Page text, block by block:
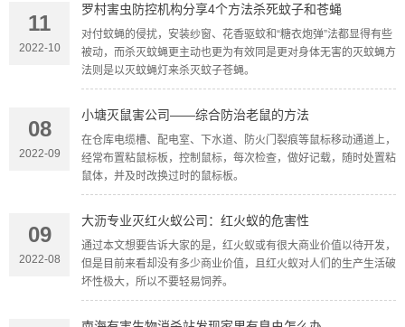
11
2022-10
罗村害虫防控机构分享4个方法杀死蚊子和苍蝇
对付蚊蝇的侵扰，安装纱窗、花香驱蚊和“糖衣炮弹”法都显得有些
被动，而杀灭蚊蝇更主动也更为有效同是更对身体无害的灭蚊蝇方
法则是以灭蚊蝇灯来杀灭蚊子苍蝇。
08
2022-09
小塘灭鼠害公司——综合防治老鼠的方法
在仓库电缆槽、配电室、下水道、防火门裂痕等鼠标移动通道上，
经常布置粘鼠标板，控制鼠标，每次检查，做好记载，随时处置粘
鼠体，并及时改换过时的鼠标板。
09
2022-08
大沥专业灭红火蚁公司：红火蚁的危害性
通过本文想要告诉大家的是，红火蚁或有很大商业价值以待开发，
但是目前来看却没有多少商业价值，且红火蚁对人们的生产生活破
坏性极大，所以不要轻易饲养。